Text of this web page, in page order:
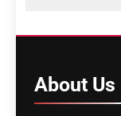
About Us